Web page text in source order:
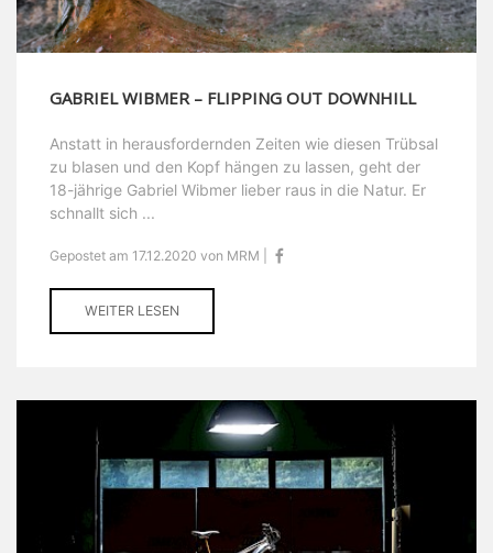
GABRIEL WIBMER – FLIPPING OUT DOWNHILL
Anstatt in herausfordernden Zeiten wie diesen Trübsal
zu blasen und den Kopf hängen zu lassen, geht der
18-jährige Gabriel Wibmer lieber raus in die Natur. Er
schnallt sich ...
Gepostet am 17.12.2020 von MRM |
WEITER LESEN